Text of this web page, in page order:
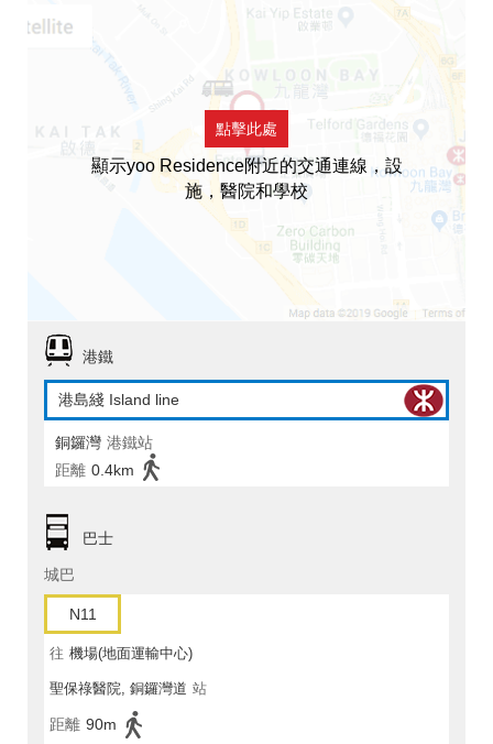
點擊此處
顯示yoo Residence附近的交通連線，設
施，醫院和學校
港鐵
港島綫 Island line
銅鑼灣 港鐵站
距離 0.4km
巴士
城巴
N11
往 機場(地面運輸中心)
聖保祿醫院, 銅鑼灣道 站
距離 90m